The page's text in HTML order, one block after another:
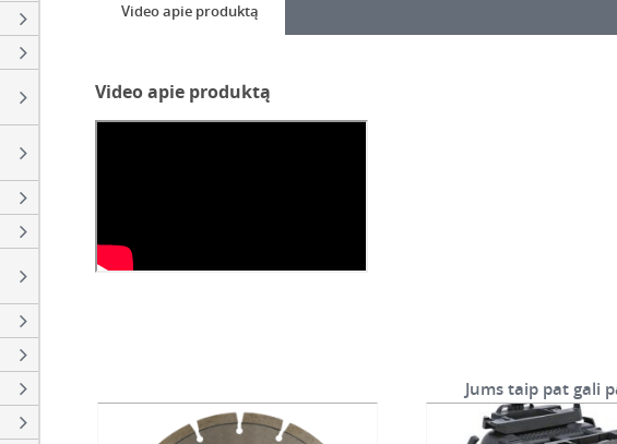
Video apie produktą
Video apie produktą
Jums taip pat gali